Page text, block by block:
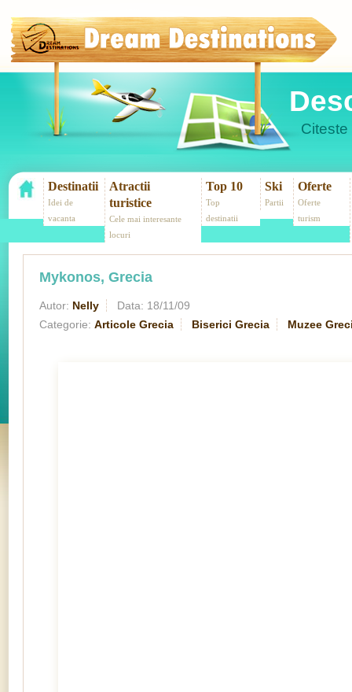
Destinatii
Idei de
vacanta
Atractii
turistice
Cele mai interesante
locuri
Top 10
Top
destinatii
Ski
Partii
Oferte
Oferte
turism
Mykonos, Grecia
Autor: Nelly Data: 18/11/09
Categorie: Articole Grecia Biserici Grecia Muzee